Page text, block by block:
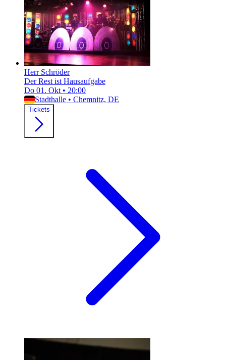
Herr Schröder
Der Rest ist Hausaufgabe
Do 01. Okt • 20:00
Stadthalle • Chemnitz, DE
Tickets